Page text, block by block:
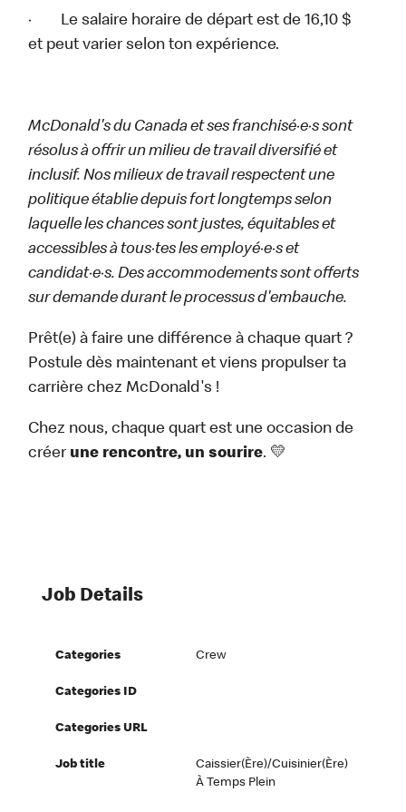
· Le salaire horaire de départ est de 16,10 $
et peut varier selon ton expérience.
McDonald's du Canada et ses franchisé·e·s sont
résolus à offrir un milieu de travail diversifié et
inclusif. Nos milieux de travail respectent une
politique établie depuis fort longtemps selon
laquelle les chances sont justes, équitables et
accessibles à tous·tes les employé·e·s et
candidat·e·s. Des accommodements sont offerts
sur demande durant le processus d'embauche.
Prêt(e) à faire une différence à chaque quart ?
Postule dès maintenant et viens propulser ta
carrière chez McDonald's !
Chez nous, chaque quart est une occasion de
créer une rencontre, un sourire. 💛
Job Details
Categories Crew
Categories ID
Categories URL
Job title
Caissier(ère)/Cuisinier(ère)
À Temps Plein